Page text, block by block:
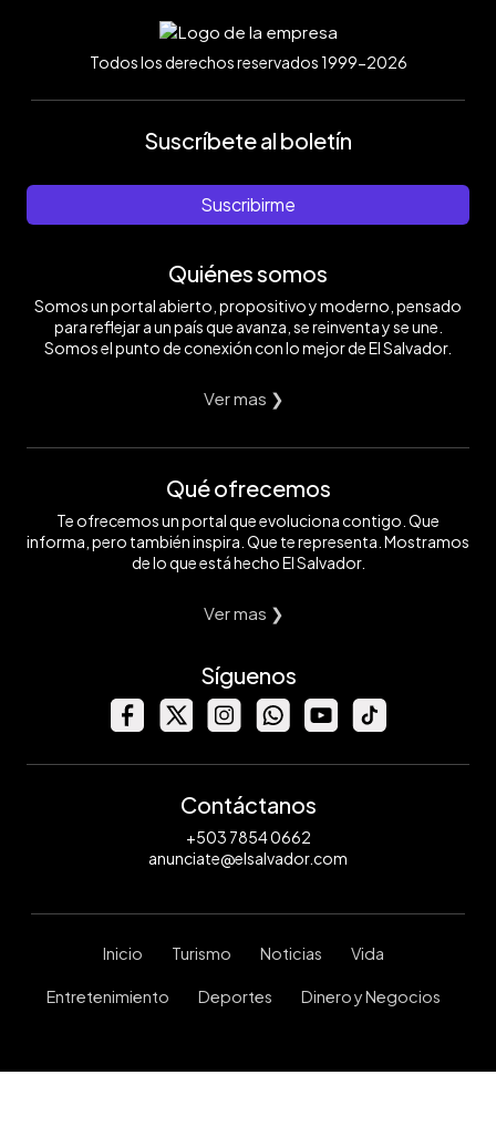
Todos los derechos reservados 1999-2026
Suscríbete al boletín
Suscribirme
Quiénes somos
Somos un portal abierto, propositivo y moderno, pensado
para reflejar a un país que avanza, se reinventa y se une.
Somos el punto de conexión con lo mejor de El Salvador.
Ver mas ❯
Qué ofrecemos
Te ofrecemos un portal que evoluciona contigo. Que
informa, pero también inspira. Que te representa. Mostramos
de lo que está hecho El Salvador.
Ver mas ❯
Síguenos
Contáctanos
+503 7854 0662
anunciate@elsalvador.com
Inicio Turismo Noticias Vida
Entretenimiento Deportes Dinero y Negocios